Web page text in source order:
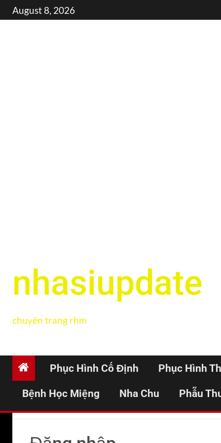
Skip
to
August 8, 2026
nhasiupdate
chuyên trang rhm
Phục Hình Cố Định Phục Hình
Bệnh Học Miệng Nha Chu Phẫu